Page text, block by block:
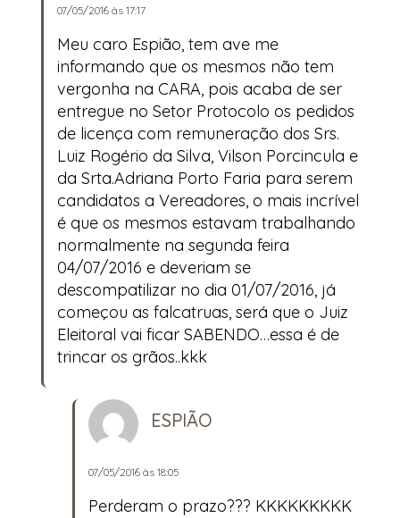
07/05/2016 às 17:17
Meu caro Espião, tem ave me
informando que os mesmos não tem
vergonha na CARA, pois acaba de ser
entregue no Setor Protocolo os pedidos
de licença com remuneração dos Srs.
Luiz Rogério da Silva, Vilson Porcincula e
da Srta.Adriana Porto Faria para serem
candidatos a Vereadores, o mais incrível
é que os mesmos estavam trabalhando
normalmente na segunda feira
04/07/2016 e deveriam se
descompatilizar no dia 01/07/2016, já
começou as falcatruas, será que o Juiz
Eleitoral vai ficar SABENDO…essa é de
trincar os grãos..kkk
ESPIÃO
07/05/2016 às 18:05
Perderam o prazo??? KKKKKKKKK